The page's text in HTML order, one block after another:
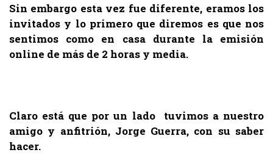
Sin embargo esta vez fue diferente, eramos los
invitados y lo primero que diremos es que nos
sentimos como en casa durante la emisión
online de más de 2 horas y media.
Claro está que por un lado tuvimos a nuestro
amigo y anfitrión, Jorge Guerra, con su saber
hacer.